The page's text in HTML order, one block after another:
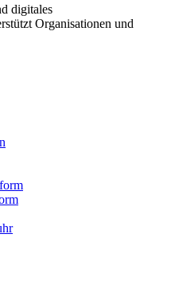
digitales
Organisationen und